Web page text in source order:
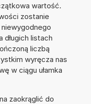
wartość.
zostanie
długich listach
liczbą
wyręcza nas
w ciągu ułamka
zaokrąglić do